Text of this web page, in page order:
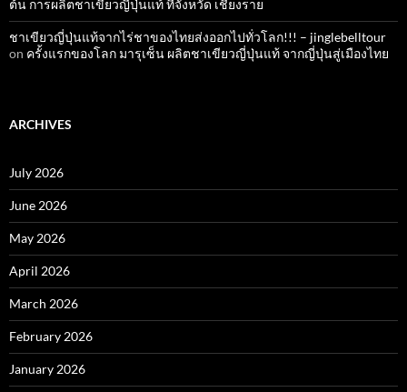
ต้น การผลิตชาเขียวญี่ปุ่นแท้ ที่จังหวัด เชียงราย
ชาเขียวญี่ปุ่นแท้จากไร่ชาของไทยส่งออกไปทั่วโลก!!! – jinglebelltour
on ครั้งแรกของโลก มารุเซ็น ผลิตชาเขียวญี่ปุ่นแท้ จากญี่ปุ่นสู่เมืองไทย
ARCHIVES
July 2026
June 2026
May 2026
April 2026
March 2026
February 2026
January 2026